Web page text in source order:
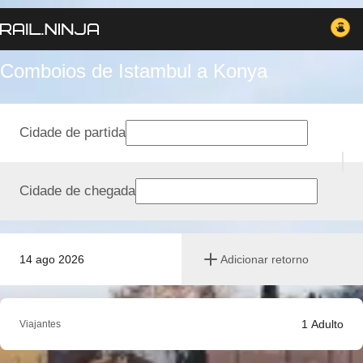
Comboios de Istambul a Konya
14 ago 2026 Adicionar retorno
Cidade de partida
Cidade de chegada
Viajantes 1 Adulto